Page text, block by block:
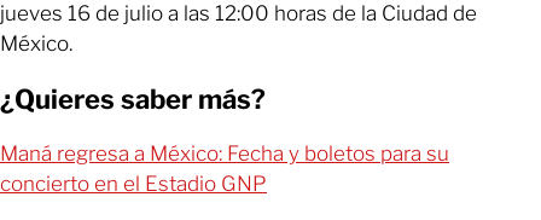
jueves 16 de julio a las 12:00 horas de la Ciudad de
México.
¿Quieres saber más?
Maná regresa a México: Fecha y boletos para su
concierto en el Estadio GNP